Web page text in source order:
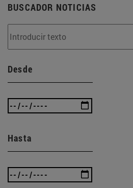
BUSCADOR NOTICIAS
Desde
Hasta